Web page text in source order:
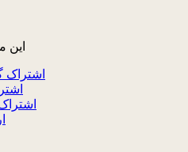
این